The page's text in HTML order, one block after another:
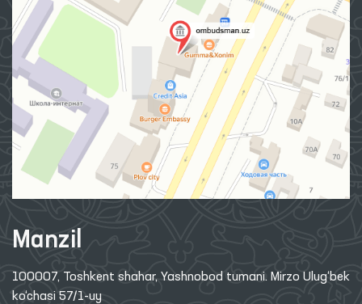
Manzil
100007, Toshkent shahar, Yashnobod tumani. Mirzo Ulug‘bek
ko‘chasi 57/1-uy